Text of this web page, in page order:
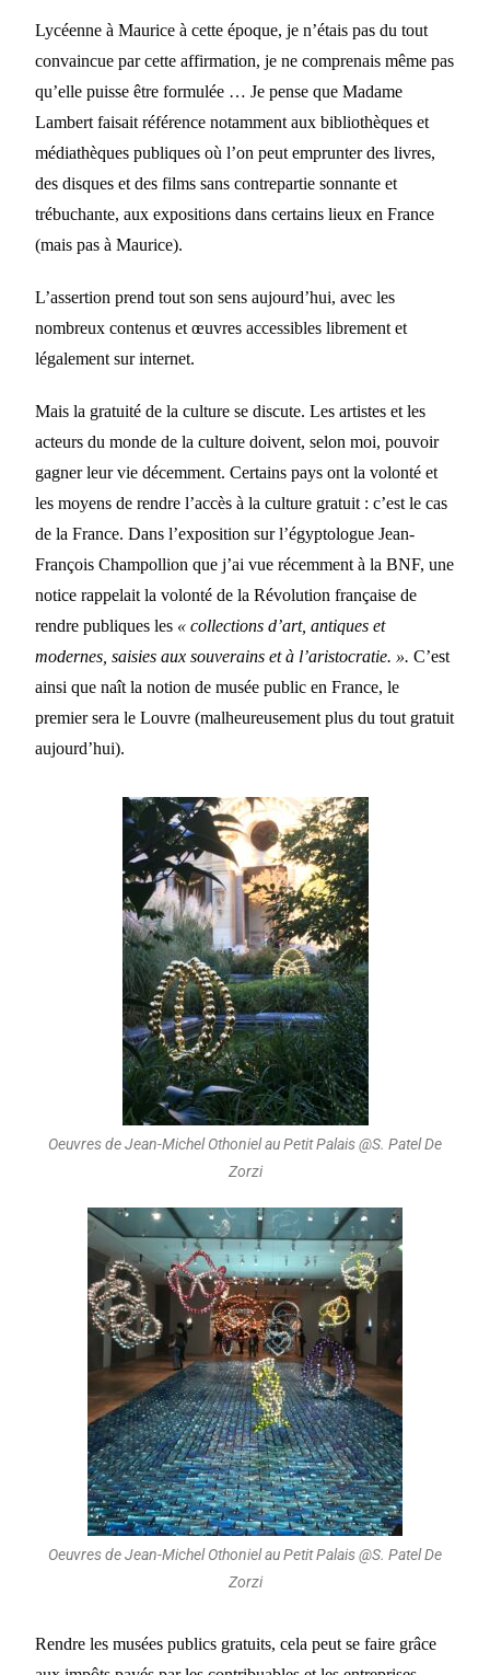
Lycéenne à Maurice à cette époque, je n’étais pas du tout
convaincue par cette affirmation, je ne comprenais même pas
qu’elle puisse être formulée … Je pense que Madame
Lambert faisait référence notamment aux bibliothèques et
médiathèques publiques où l’on peut emprunter des livres,
des disques et des films sans contrepartie sonnante et
trébuchante, aux expositions dans certains lieux en France
(mais pas à Maurice).
L’assertion prend tout son sens aujourd’hui, avec les
nombreux contenus et œuvres accessibles librement et
légalement sur internet.
Mais la gratuité de la culture se discute. Les artistes et les
acteurs du monde de la culture doivent, selon moi, pouvoir
gagner leur vie décemment. Certains pays ont la volonté et
les moyens de rendre l’accès à la culture gratuit : c’est le cas
de la France. Dans l’exposition sur l’égyptologue Jean-
François Champollion que j’ai vue récemment à la BNF, une
notice rappelait la volonté de la Révolution française de
rendre publiques les « collections d’art, antiques et
modernes, saisies aux souverains et à l’aristocratie. ». C’est
ainsi que naît la notion de musée public en France, le
premier sera le Louvre (malheureusement plus du tout gratuit
aujourd’hui).
Oeuvres de Jean-Michel Othoniel au Petit Palais @S. Patel De
Zorzi
Oeuvres de Jean-Michel Othoniel au Petit Palais @S. Patel De
Zorzi
Rendre les musées publics gratuits, cela peut se faire grâce